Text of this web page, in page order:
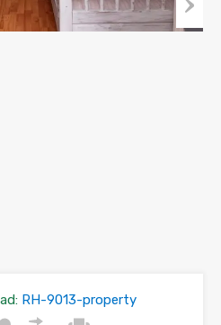
RH-9013-property